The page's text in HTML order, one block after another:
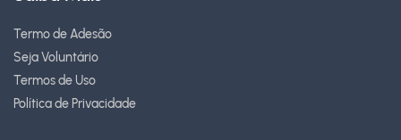
Termo de Adesão
Seja Voluntário
Termos de Uso
Política de Privacidade